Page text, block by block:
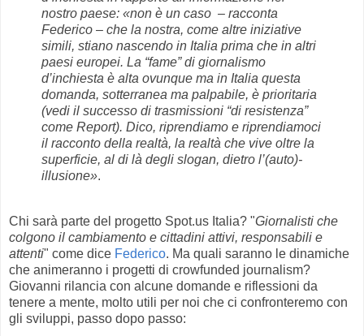
nostro paese: «non è un caso – racconta
Federico – che la nostra, come altre iniziative
simili, stiano nascendo in Italia prima che in altri
paesi europei. La “fame” di giornalismo
d’inchiesta è alta ovunque ma in Italia questa
domanda, sotterranea ma palpabile, è prioritaria
(vedi il successo di trasmissioni “di resistenza”
come Report). Dico, riprendiamo e riprendiamoci
il racconto della realtà, la realtà che vive oltre la
superficie, al di là degli slogan, dietro l’(auto)-
illusione».
Chi sarà parte del progetto Spot.us Italia? "Giornalisti che
colgono il cambiamento e cittadini attivi, responsabili e
attenti" come dice Federico. Ma quali saranno le dinamiche
che animeranno i progetti di crowfunded journalism?
Giovanni rilancia con alcune domande e riflessioni da
tenere a mente, molto utili per noi che ci confronteremo con
gli sviluppi, passo dopo passo: